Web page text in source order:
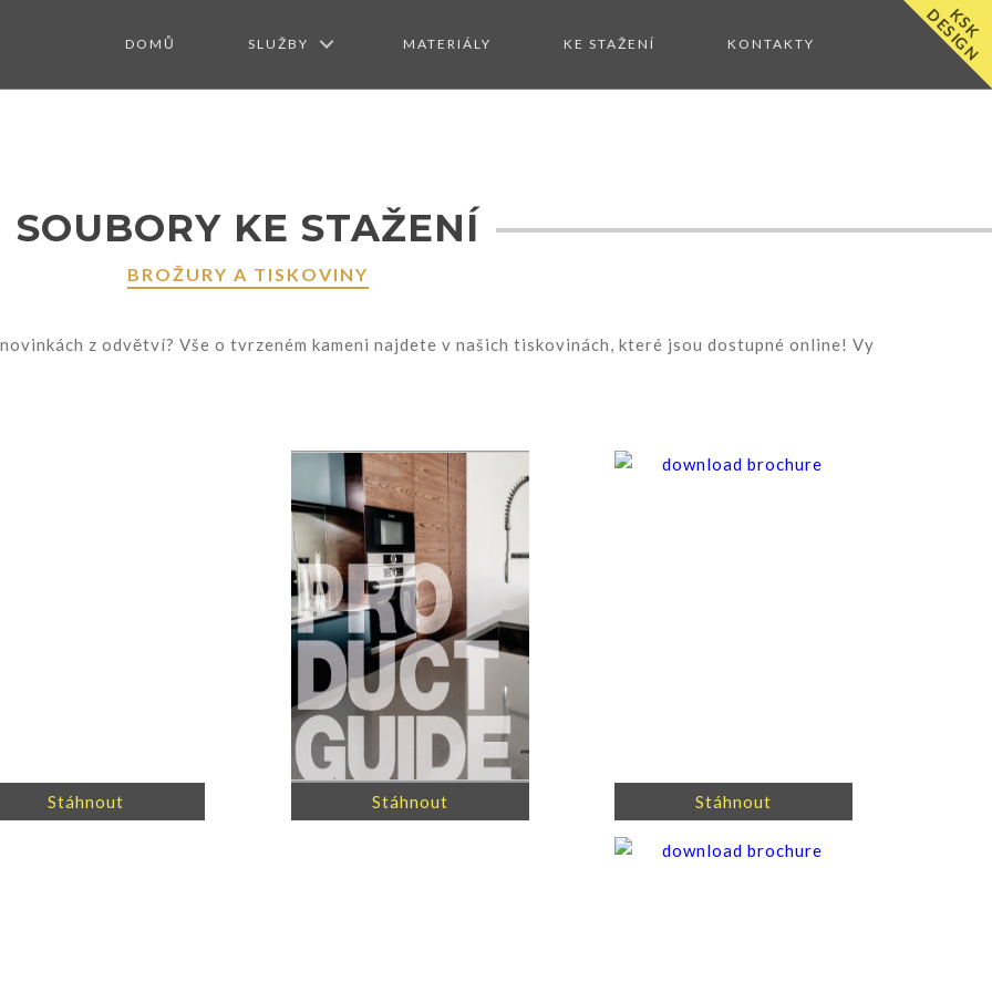
DOMŮ SLUŽBY MATERIÁLY KE STAŽENÍ KONTAKTY
K
S
K
D
E
S
I
G
N
SOUBORY KE STAŽENÍ
BROŽURY A TISKOVINY
z odvětví? Vše o tvrzeném kameni najdete v našich tiskovinách, které jsou dostupné online! Vy
Stáhnout Stáhnout Stáhnout